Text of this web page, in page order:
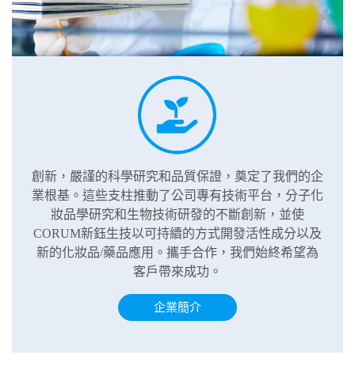
創新，嚴謹的科學研究和品質保證，奠定了我們的企
業根基。這些支柱推動了公司專有技術平台，分子化
妝品學研究和生物技術研發的不斷創新，並使
CORUM新鈺生技以可持續的方式開發活性成分以及
新的化妝品/藥品應用。攜手合作，我們始終希望為
客戶帶來成功。
企業簡介